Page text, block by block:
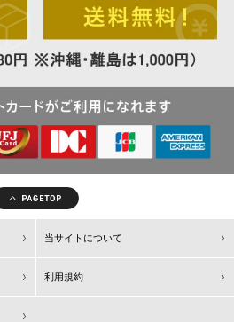
当サイトについて
利用規約